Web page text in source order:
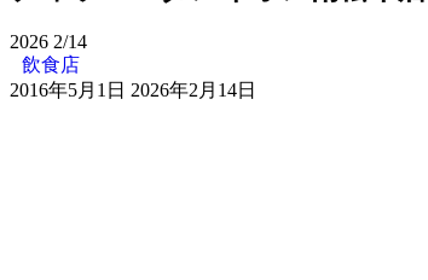
2026 2/14
飲食店
2016年5月1日 2026年2月14日